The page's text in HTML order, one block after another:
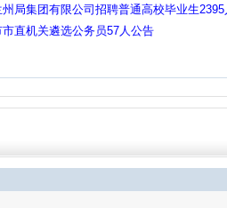
局集团有限公司招聘普通高校毕业生2395
直机关遴选公务员57人公告